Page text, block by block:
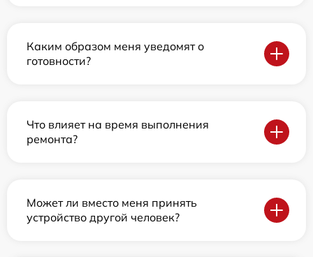
Каким образом меня уведомят о
готовности?
Что влияет на время выполнения
ремонта?
Может ли вместо меня принять
устройство другой человек?